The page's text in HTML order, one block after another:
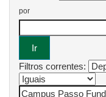
por
Filtros correntes: